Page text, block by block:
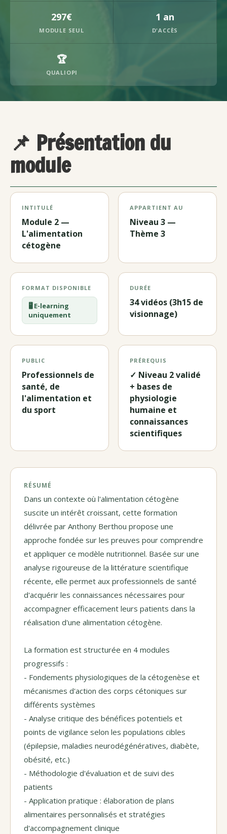
297€
MODULE SEUL
1 an
D'ACCÈS
🏆
QUALIOPI
📌 Présentation du
module
INTITULÉ
Module 2 —
L'alimentation
cétogène
APPARTIENT AU
Niveau 3 —
Thème 3
FORMAT DISPONIBLE
🖥️ E-learning
uniquement
DURÉE
34 vidéos (3h15 de
visionnage)
PUBLIC
Professionnels de
santé, de
l'alimentation et
du sport
PRÉREQUIS
✓ Niveau 2 validé
+ bases de
physiologie
humaine et
connaissances
scientifiques
RÉSUMÉ
Dans un contexte où l'alimentation cétogène
suscite un intérêt croissant, cette formation
délivrée par Anthony Berthou propose une
approche fondée sur les preuves pour comprendre
et appliquer ce modèle nutritionnel. Basée sur une
analyse rigoureuse de la littérature scientifique
récente, elle permet aux professionnels de santé
d'acquérir les connaissances nécessaires pour
accompagner efficacement leurs patients dans la
réalisation d'une alimentation cétogène.
La formation est structurée en 4 modules
progressifs :
- Fondements physiologiques de la cétogenèse et
mécanismes d'action des corps cétoniques sur
différents systèmes
- Analyse critique des bénéfices potentiels et
points de vigilance selon les populations cibles
(épilepsie, maladies neurodégénératives, diabète,
obésité, etc.)
- Méthodologie d'évaluation et de suivi des
patients
- Application pratique : élaboration de plans
alimentaires personnalisés et stratégies
d'accompagnement clinique